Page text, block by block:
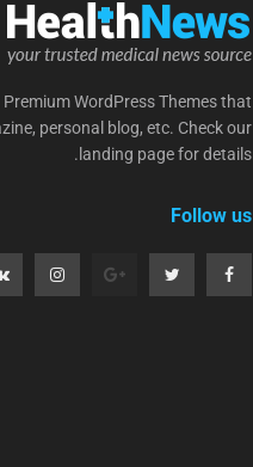
WordPress Themes that
personal blog, etc. Check our
landing page for details.
Follow us